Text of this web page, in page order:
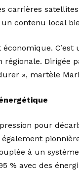
carrières
contenu local
Dirigée
», martèle
pour
à un
% avec des